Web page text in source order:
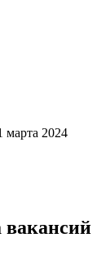
марта 2024